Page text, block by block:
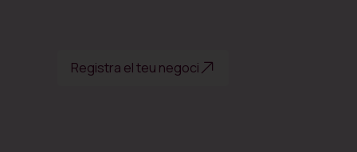
Registra el teu negoci